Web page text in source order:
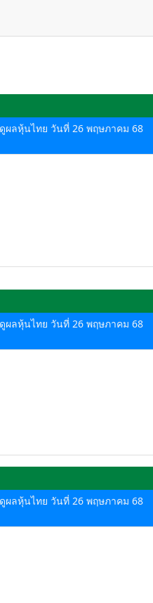
ผลหุ้นไทย วันที่ 26 พฤษภาคม 68
ผลหุ้นไทย วันที่ 26 พฤษภาคม 68
ผลหุ้นไทย วันที่ 26 พฤษภาคม 68